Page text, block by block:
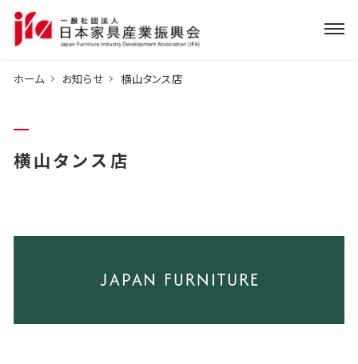
ホーム お知らせ 横山タンス店
横山タンス店